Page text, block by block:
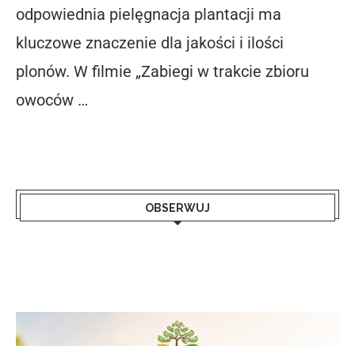
odpowiednia pielęgnacja plantacji ma
kluczowe znaczenie dla jakości i ilości
plonów. W filmie „Zabiegi w trakcie zbioru
owoców …
OBSERWUJ